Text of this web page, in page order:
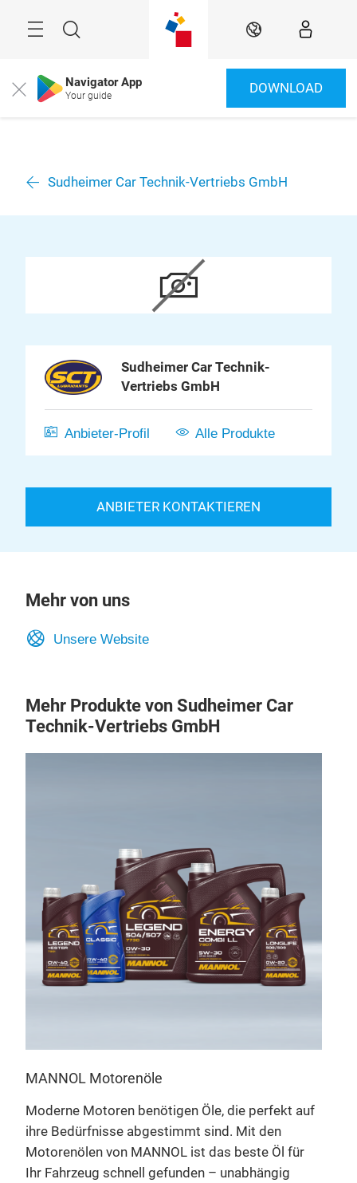
Suche DE
Close Navigator App
Your guide DOWNLOAD
Sudheimer Car Technik-Vertriebs GmbH
Sudheimer Car Technik-
Vertriebs GmbH
Anbieter-Profil Alle Produkte
ANBIETER KONTAKTIEREN
Mehr von uns
Unsere Website
Mehr Produkte von Sudheimer Car
Technik-Vertriebs GmbH
MANNOL Motorenöle
Moderne Motoren benötigen Öle, die perfekt auf
ihre Bedürfnisse abgestimmt sind. Mit den
Motorenölen von MANNOL ist das beste Öl für
Ihr Fahrzeug schnell gefunden – unabhängig